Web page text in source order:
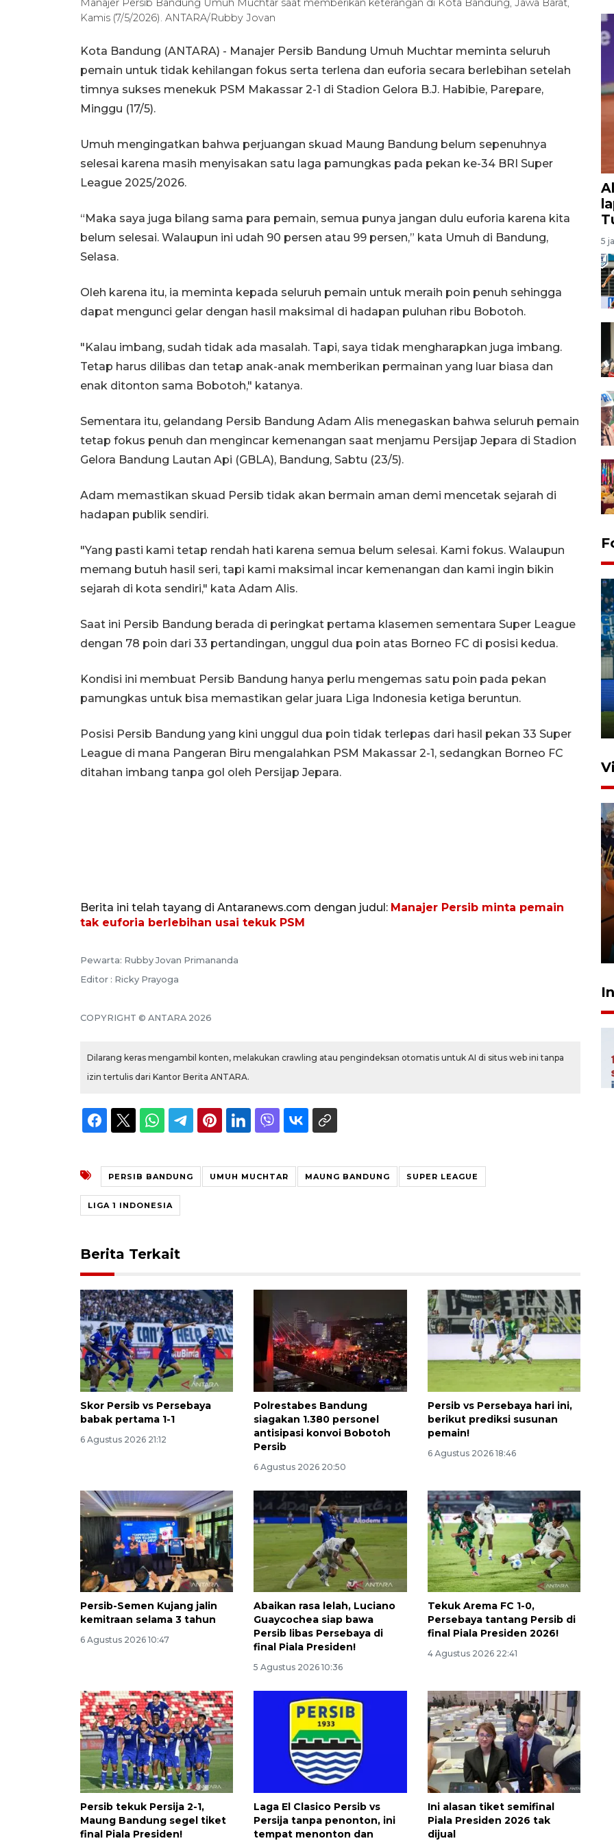
Manajer Persib Bandung Umuh Muchtar saat memberikan keterangan di Kota Bandung, Jawa Barat,
Kamis (7/5/2026). ANTARA/Rubby Jovan
Kota Bandung (ANTARA) - Manajer Persib Bandung Umuh Muchtar meminta seluruh
pemain untuk tidak kehilangan fokus serta terlena dan euforia secara berlebihan setelah
timnya sukses menekuk PSM Makassar 2-1 di Stadion Gelora B.J. Habibie, Parepare,
Minggu (17/5).
Umuh mengingatkan bahwa perjuangan skuad Maung Bandung belum sepenuhnya
selesai karena masih menyisakan satu laga pamungkas pada pekan ke-34 BRI Super
League 2025/2026.
“Maka saya juga bilang sama para pemain, semua punya jangan dulu euforia karena kita
belum selesai. Walaupun ini udah 90 persen atau 99 persen,” kata Umuh di Bandung,
Selasa.
Oleh karena itu, ia meminta kepada seluruh pemain untuk meraih poin penuh sehingga
dapat mengunci gelar dengan hasil maksimal di hadapan puluhan ribu Bobotoh.
"Kalau imbang, sudah tidak ada masalah. Tapi, saya tidak mengharapkan juga imbang.
Tetap harus dilibas dan tetap anak-anak memberikan permainan yang luar biasa dan
enak ditonton sama Bobotoh," katanya.
Sementara itu, gelandang Persib Bandung Adam Alis menegaskan bahwa seluruh pemain
tetap fokus penuh dan mengincar kemenangan saat menjamu Persijap Jepara di Stadion
Gelora Bandung Lautan Api (GBLA), Bandung, Sabtu (23/5).
Adam memastikan skuad Persib tidak akan bermain aman demi mencetak sejarah di
hadapan publik sendiri.
"Yang pasti kami tetap rendah hati karena semua belum selesai. Kami fokus. Walaupun
memang butuh hasil seri, tapi kami maksimal incar kemenangan dan kami ingin bikin
sejarah di kota sendiri," kata Adam Alis.
Saat ini Persib Bandung berada di peringkat pertama klasemen sementara Super League
dengan 78 poin dari 33 pertandingan, unggul dua poin atas Borneo FC di posisi kedua.
Kondisi ini membuat Persib Bandung hanya perlu mengemas satu poin pada pekan
pamungkas untuk bisa memastikan gelar juara Liga Indonesia ketiga beruntun.
Posisi Persib Bandung yang kini unggul dua poin tidak terlepas dari hasil pekan 33 Super
League di mana Pangeran Biru mengalahkan PSM Makassar 2-1, sedangkan Borneo FC
ditahan imbang tanpa gol oleh Persijap Jepara.
Berita ini telah tayang di Antaranews.com dengan judul: Manajer Persib minta pemain
tak euforia berlebihan usai tekuk PSM
Pewarta: Rubby Jovan Primananda
Editor : Ricky Prayoga
COPYRIGHT © ANTARA 2026
Dilarang keras mengambil konten, melakukan crawling atau pengindeksan otomatis untuk AI di situs web ini tanpa
izin tertulis dari Kantor Berita ANTARA.
PERSIB BANDUNG UMUH MUCHTAR MAUNG BANDUNG SUPER LEAGUE
LIGA 1 INDONESIA
Berita Terkait
Skor Persib vs Persebaya
babak pertama 1-1
6 Agustus 2026 21:12
Polrestabes Bandung
siagakan 1.380 personel
antisipasi konvoi Bobotoh
Persib
6 Agustus 2026 20:50
Persib vs Persebaya hari ini,
berikut prediksi susunan
pemain!
6 Agustus 2026 18:46
Persib-Semen Kujang jalin
kemitraan selama 3 tahun
6 Agustus 2026 10:47
Abaikan rasa lelah, Luciano
Guaycochea siap bawa
Persib libas Persebaya di
final Piala Presiden!
5 Agustus 2026 10:36
Tekuk Arema FC 1-0,
Persebaya tantang Persib di
final Piala Presiden 2026!
4 Agustus 2026 22:41
Persib tekuk Persija 2-1,
Maung Bandung segel tiket
final Piala Presiden!
Laga El Clasico Persib vs
Persija tanpa penonton, ini
tempat menonton dan
Ini alasan tiket semifinal
Piala Presiden 2026 tak
dijual
5
Penutupan latihan bela negara
dan manajerial SPPI di
Balikpapan
amankan tiket semifinal Piala
Ekonomi triwulan II-2026
tumbuh 5,29 persen
2026-08-06 18:45:00